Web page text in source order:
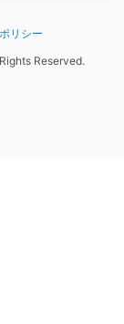
リシー
Reserved.